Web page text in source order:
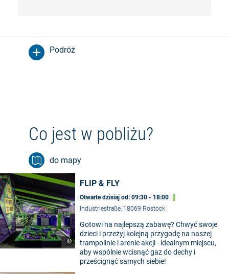
Podróż
Co jest w pobliżu?
do mapy
©
FLIP & FLY
Otwarte dzisiaj od: 09:30 - 18:00
Industriestraße, 18069 Rostock
Gotowi na najlepszą zabawę? Chwyć swoje
dzieci i przeżyj kolejną przygodę na naszej
trampolinie i arenie akcji - idealnym miejscu,
aby wspólnie wcisnąć gaz do dechy i
prześcignąć samych siebie!